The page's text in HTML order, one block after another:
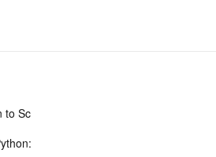
to Sc